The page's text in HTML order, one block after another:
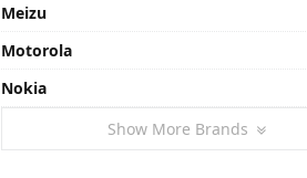
Meizu
Motorola
Nokia
Show More Brands